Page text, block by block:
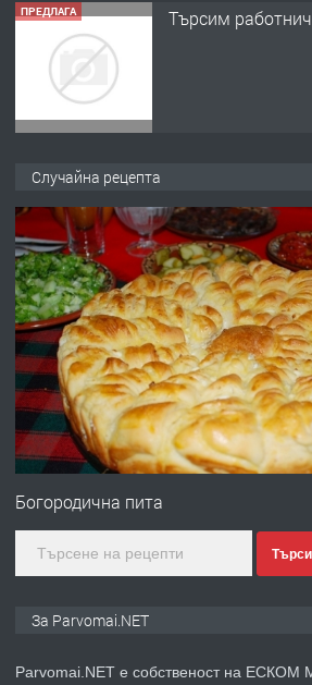
ПРЕДЛАГА Търсим
ПРЕДЛАГА Работа за общи
ПРЕДЛАГА
Първи поход "По
Случайна рецепта
Богородична пита
Търси
За Parvomai.NET
Parvomai.NET е собственост на